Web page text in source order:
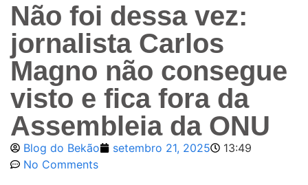
Não foi dessa vez:
jornalista Carlos
Magno não consegue
visto e fica fora da
Assembleia da ONU
Blog do Bekão setembro 21, 2025
13:49
No Comments